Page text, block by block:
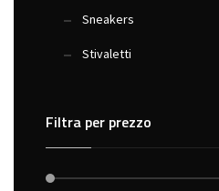
Sneakers
Stivaletti
Filtra per prezzo